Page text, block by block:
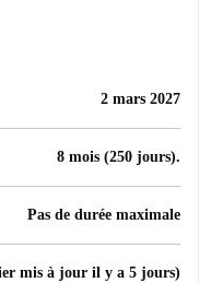
2 mars 2027
8 mois (250 jours).
Pas de durée maximale
mis à jour il y a 5 jours)